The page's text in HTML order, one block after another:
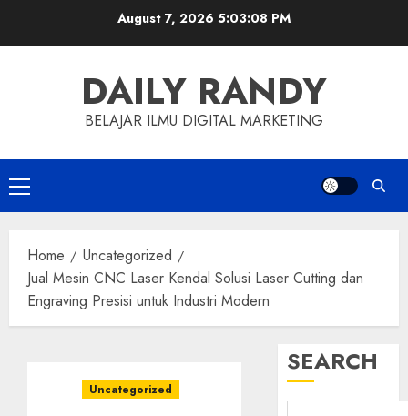
August 7, 2026 5:03:09 PM
DAILY RANDY
BELAJAR ILMU DIGITAL MARKETING
Primary
Menu
Home
Uncategorized
Jual Mesin CNC Laser Kendal Solusi Laser Cutting dan
Engraving Presisi untuk Industri Modern
Uncategorized
SEARCH